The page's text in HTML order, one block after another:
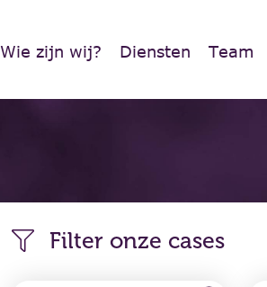
Wie zijn wij? Diensten Team
Filter onze cases